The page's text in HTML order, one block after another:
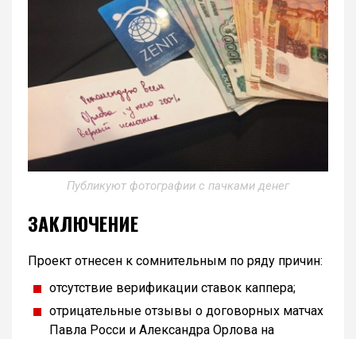
Публикуют фотографии с пачками денег
ЗАКЛЮЧЕНИЕ
Проект отнесен к сомнительным по ряду причин:
отсутствие верификации ставок каппера;
отрицательные отзывы о договорных матчах
Павла Росси и Александра Орлова на